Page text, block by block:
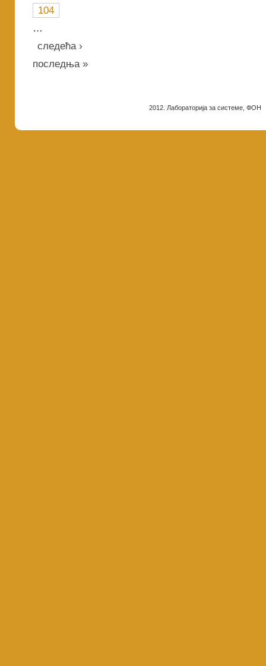
104
…
следећа ›
последња »
2012. Лабораторија за системе, ФОН